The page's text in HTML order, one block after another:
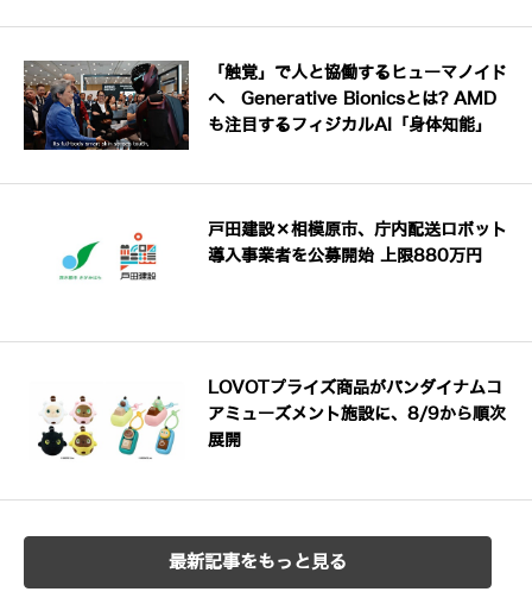
「触覚」で人と協働するヒューマノイド
へ Generative Bionicsとは? AMD
も注目するフィジカルAI「身体知能」
戸田建設×相模原市、庁内配送ロボット
導入事業者を公募開始 上限880万円
LOVOTプライズ商品がバンダイナムコ
アミューズメント施設に、8/9から順次
展開
最新記事をもっと見る